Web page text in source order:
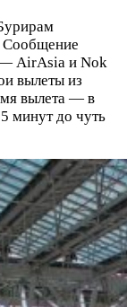
Сообщение
— AirAsia и Nok
вылеты из
вылета — в
минут до чуть